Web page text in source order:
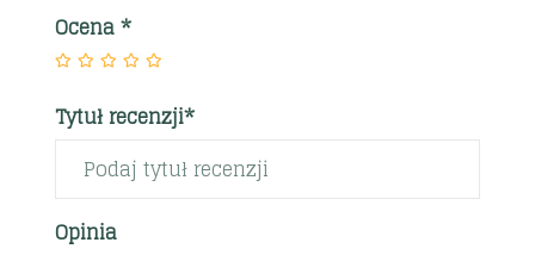
Ocena*
Tytuł recenzji*
Opinia